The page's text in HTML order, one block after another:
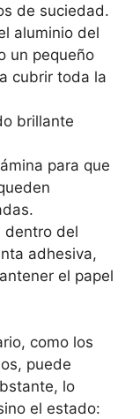
de suciedad.
aluminio del
un pequeño
cubrir toda la
brillante
para que
dentro del
adhesiva,
el papel
como los
puede
lo
el estado: